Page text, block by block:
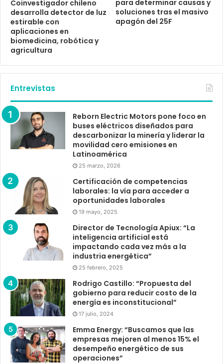
Coinvestigador chileno
desarrolla detector de luz
estirable con
aplicaciones en
biomedicina, robótica y
agricultura
para determinar causas y
soluciones tras el masivo
apagón del 25F
Entrevistas
Reborn Electric Motors pone foco en
buses eléctricos diseñados para
descarbonizar la minería y liderar la
movilidad cero emisiones en
Latinoamérica
25 marzo, 2026
Certificación de competencias
laborales: la vía para acceder a
oportunidades laborales
19 mayo, 2025
Director de Tecnología Apiux: “La
inteligencia artificial está
impactando cada vez más a la
industria energética”
25 febrero, 2025
Rodrigo Castillo: “Propuesta del
gobierno para reducir costo de la
energía es inconstitucional”
17 julio, 2024
Emma Energy: “Buscamos que las
empresas mejoren al menos 15% el
desempeño energético de sus
operaciones”